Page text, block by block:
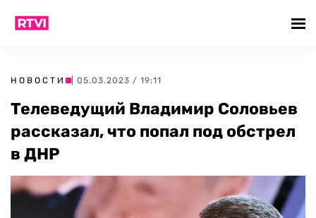
НОВОСТИ | 05.03.2023 / 19:11
Телеведущий Владимир Соловьев
рассказал, что попал под обстрел
в ДНР